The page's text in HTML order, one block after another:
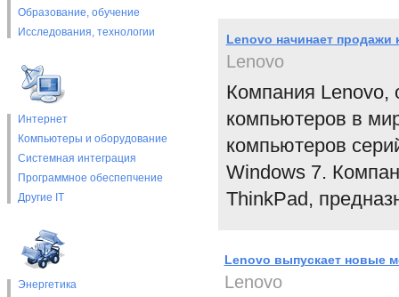
Образование, обучение
Исследования, технологии
Интернет
Компьютеры и оборудование
Системная интеграция
Программное обеспепчение
Другие IT
Энергетика
Lenovo начинает
Lenovo
Компания Lenovo,
компьютеров в
компьютеров
Windows 7.
ThinkPad,
Lenovo выпускает новые
Lenovo